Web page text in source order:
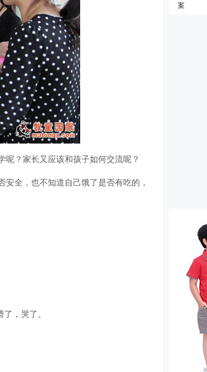
呢？家长又应该和孩子如何交流呢？
全，也不知道自己饿了是否有吃的，
，哭了。
案